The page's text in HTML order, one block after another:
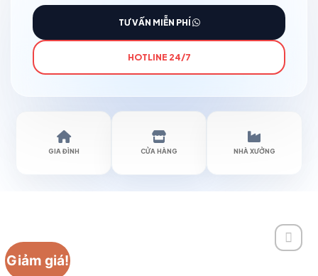
TƯ VẤN MIỄN PHÍ
HOTLINE 24/7
GIA ĐÌNH CỬA HÀNG NHÀ XƯỞNG
Giảm giá!